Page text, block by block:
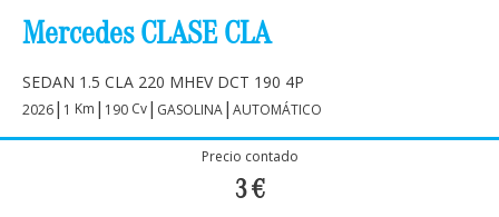
Mercedes CLASE CLA
SEDAN 1.5 CLA 220 MHEV DCT 190 4P
2026| 1 Km | 190 Cv| GASOLINA| AUTOMÁTICO
Precio contado
3€